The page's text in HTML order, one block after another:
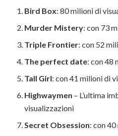
Bird Box: 80 milioni di
Murder Mistery: con 73
Triple Frontier: con 52
The perfect date: con 48
Tall Girl: con 41 milioni di
Highwaymen – L’ultima
visualizzazioni
Secret Obsession: con